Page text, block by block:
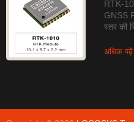
RTK-
GNSS
स्तर की
अधिक पढ़ें